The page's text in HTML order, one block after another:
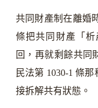
共同財產制在離婚
條把共同財產「
回，再就剩餘共同
民法第 1030-1 條
接拆解共有狀態。